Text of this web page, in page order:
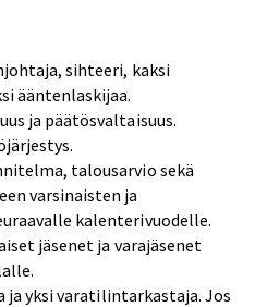
sihteeri, kaksi
ääntenlaskijaa.
ja päätösvaltaisuus.
talousarvio sekä
varsinaisten ja
kalenterivuodelle.
jäsenet ja varajäsenet
yksi varatilintarkastaja. Jos